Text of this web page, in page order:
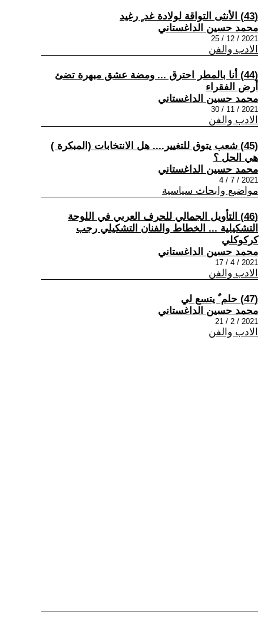
(43) الأنثى التواقة لولادة غد ٍ رغيد
محمد حسين الداغستاني
2021 / 12 / 25
الادب والفن
(44) أنا بالمطر احترق ... ومضة عشق مبهرة تضئ
أرض الفقراء
محمد حسين الداغستاني
2021 / 11 / 30
الادب والفن
(45) شعب يتوق للتغيير.... هل الانتخابات (المبكرة )
هي الحل ؟
محمد حسين الداغستاني
2021 / 7 / 4
مواضيع وابحاث سياسية
(46) التأويل الجمالي للحرف العربي في اللوحة
التشكيلية ... الخطاط والفنان التشكيلي رجب
كركوكلي
محمد حسين الداغستاني
2021 / 4 / 17
الادب والفن
(47) حلم ٌ يتسع لي
محمد حسين الداغستاني
2021 / 2 / 21
الادب والفن